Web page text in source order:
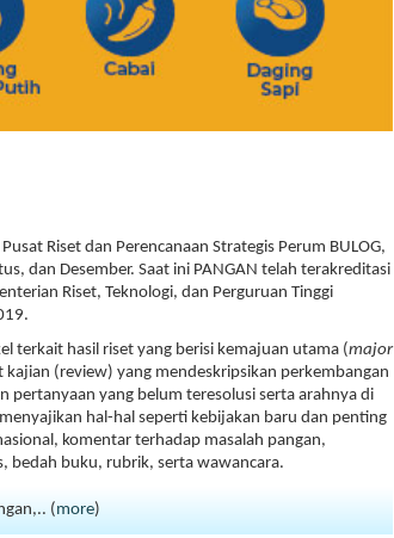
Riset dan Perencanaan Strategis Perum BULOG,
dan Desember. Saat ini PANGAN telah terakreditasi
Riset, Teknologi, dan Perguruan Tinggi
terkait hasil riset yang berisi kemajuan utama (major
kajian (review) yang mendeskripsikan perkembangan
yang belum teresolusi serta arahnya di
hal-hal seperti kebijakan baru dan penting
komentar terhadap masalah pangan,
bedah buku, rubrik, serta wawancara.
(more)